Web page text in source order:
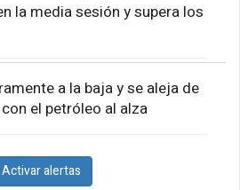
la media sesión y supera los
a la baja y se aleja de
el petróleo al alza
Activar alertas